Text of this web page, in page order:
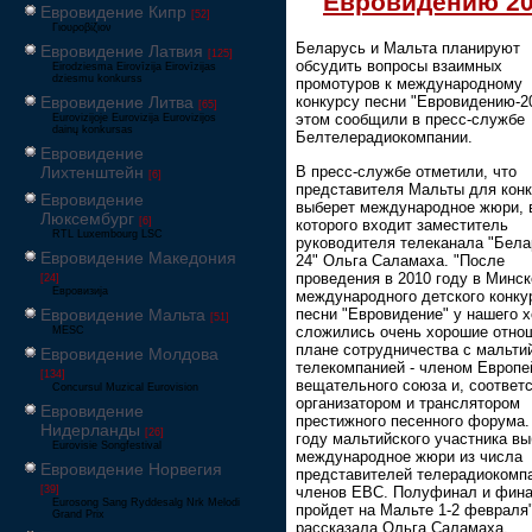
Евровидение Кипр [52]
Γιουροβίζιον
Евровидение Латвия [125]
Eirodziesma Eirovīzija Eirovīzijas
dziesmu konkurss
Евровидение Литва [65]
Eurovizijoje Eurovizija Eurovizijos
dainų konkursas
Евровидение
Лихтенштейн [6]
Евровидение
Люксембург [6]
RTL Luxembourg LSC
Евровидение Македония
[24]
Евровизија
Евровидение Мальта [51]
MESC
Евровидение Молдова
[134]
Concursul Muzical Eurovision
Евровидение
Нидерланды [26]
Eurovisie Songfestival
Евровидение Норвегия
[39]
Eurosong Sang Ryddesalg Nrk Melodi
Grand Prix
Беларусь и Мальта планируют
обсудить вопросы взаимных
промотуров к международному
конкурсу песни "Евровидению-
этом сообщили в пресс-службе
Белтелерадиокомпании.
В пресс-службе отметили, что
представителя Мальты для
выберет международное жюри,
которого входит заместитель
руководителя телеканала
24" Ольга Саламаха. "После
проведения в 2010 году в
международного детского
песни "Евровидение" у нашего
сложились очень хорошие
плане сотрудничества с
телекомпанией - членом
вещательного союза и,
организатором и транслятором
престижного песенного
году мальтийского участника
международное жюри из числа
представителей
членов ЕВС. Полуфинал и
пройдет на Мальте 1-2
рассказала Ольга Саламаха.